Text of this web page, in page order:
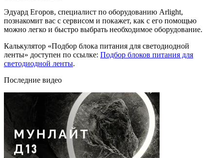
Эдуард Егоров, специалист по оборудованию Arlight,
познакомит вас с сервисом и покажет, как с его помощью
можно легко и быстро выбрать необходимое оборудование.
Калькулятор «Подбор блока питания для светодиодной
ленты» доступен по ссылке: Подбор блоков питания для
светодиодной ленты.
Последние видео